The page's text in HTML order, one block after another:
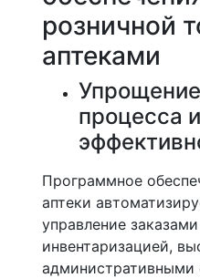
розничной
аптеками
процесса
Программное
аптеки
управление
инвентаризацией,
административными